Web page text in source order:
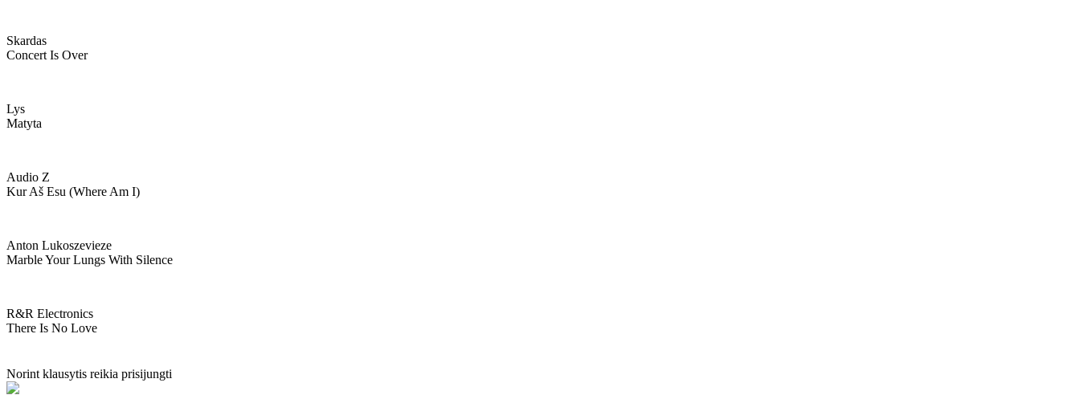
Skardas
Concert Is Over
Lys
Matyta
Audio Z
Kur Aš Esu (where Am I)
Anton Lukoszevieze
Marble Your Lungs With Silence
R&r Electronics
There Is No Love
Norint klausytis reikia prisijungti